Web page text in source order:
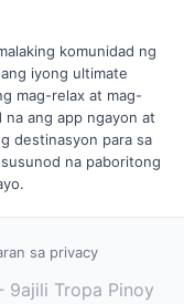
komunidad ng
iyong ultimate
mag-relax at mag-
ang app ngayon at
destinasyon para sa
na paboritong
sa privacy
Tropa Pinoy